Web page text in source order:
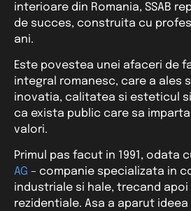
interioare din Romania, SSAB
de succes, construita cu
ani.
Este povestea unei afaceri de
integral romanesc, care a ales
inovatia, calitatea si esteticul
ca exista public care sa
valori.
Primul pas facut in 1991, odata
AG – companie specializata in
industriale si hale, trecand
rezidentiale. Asa a aparut